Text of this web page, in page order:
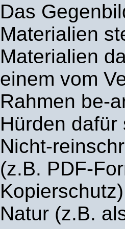
Das
Materialien
Materialien
einem vom
Rahmen be-
Hürden
Nicht-
(z.B. PDF-
Natur (z.B.